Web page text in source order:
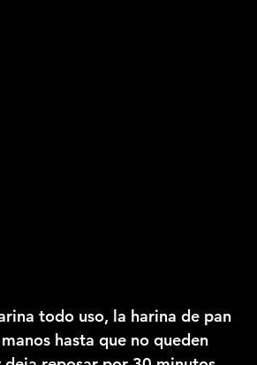
todo uso, la harina de pan
hasta que no queden